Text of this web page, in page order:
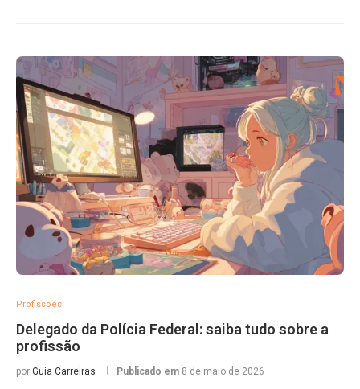
Profissões
Delegado da Polícia Federal: saiba tudo sobre a
profissão
por Guia Carreiras Publicado em 8 de maio de 2026